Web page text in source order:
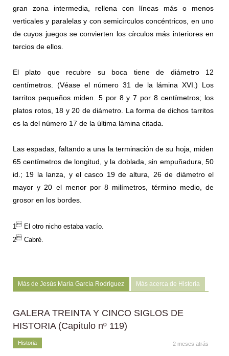
gran zona intermedia, rellena con líneas más o menos
verticales y paralelas y con semicírculos concéntricos, en uno
de cuyos juegos se convierten los círculos más interiores en
tercios de ellos.
El plato que recubre su boca tiene de diámetro 12
centímetros. (Véase el número 31 de la lámina XVI.) Los
tarritos pequeños miden. 5 por 8 y 7 por 8 centímetros; los
platos rotos, 18 y 20 de diámetro. La forma de dichos tarritos
es la del número 17 de la última lámina citada.
Las espadas, faltando a una la terminación de su hoja, miden
65 centímetros de longitud, y la doblada, sin empuñadura, 50
id.; 19 la lanza, y el casco 19 de altura, 26 de diámetro el
mayor y 20 el menor por 8 milímetros, término medio, de
grosor en los bordes.
1 El otro nicho estaba vacío.
2 Cabré.
Más de Jesús María García Rodriguez Más acerca de Historia
GALERA TREINTA Y CINCO SIGLOS DE
HISTORIA (Capítulo nº 119)
Historia 2 meses atrás